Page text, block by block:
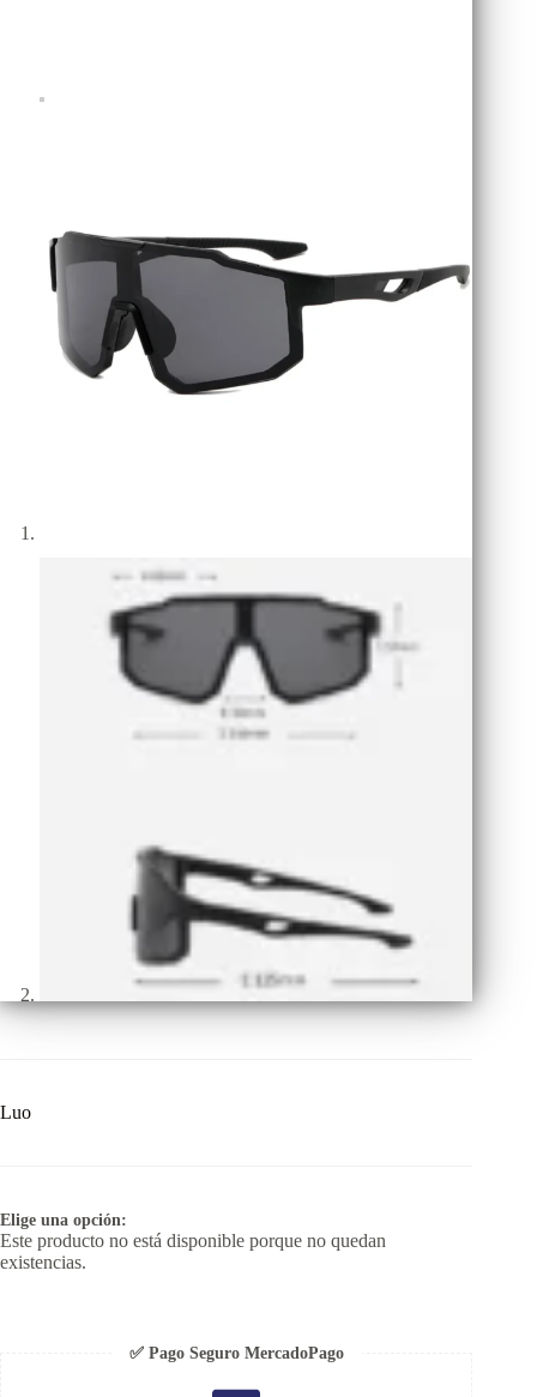
Luo
Elige una opción:
Este producto no está disponible porque no quedan
existencias.
✅ Pago Seguro MercadoPago